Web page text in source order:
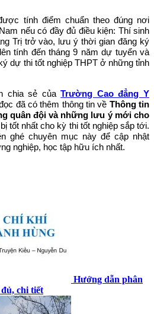
tính điểm chuẩn theo đúng nơi
nếu có đầy đủ điều kiện: Thí sinh
Trị trở vào, lưu ý thời gian đăng ký
tính đến tháng 9 năm dự tuyển và
dự thi tốt nghiệp THPT ở những tỉnh
chia sẻ củaTrường Cao đẳng Y
đã có thêm thông tin về Thông tin
quân đội và những lưu ý mới cho
tốt nhất cho kỳ thi tốt nghiệp sắp tới.
ghé chuyên mục này để cập nhật
nghiệp, học tập hữu ích nhất.
Hướng dẫn phân
chi tiết